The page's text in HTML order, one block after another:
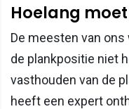
Hoelang
De meesten van
de plankpositie niet
vasthouden van de
heeft een expert